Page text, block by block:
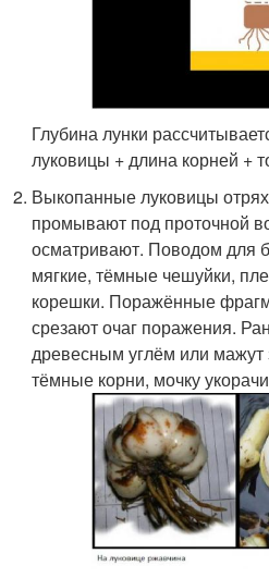
Глубина лунки
луковицы + длина корней +
Выкопанные луковицы
промывают под проточной
осматривают. Поводом для
мягкие, тёмные чешуйки,
корешки. Поражённые
срезают очаг поражения.
древесным углём или мажут
тёмные корни, мочку